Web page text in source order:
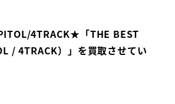
4TRACK★「THE BEST
/ 4TRACK）」を買取させてい